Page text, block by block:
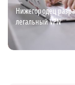
Нижегородец
легальный VPN